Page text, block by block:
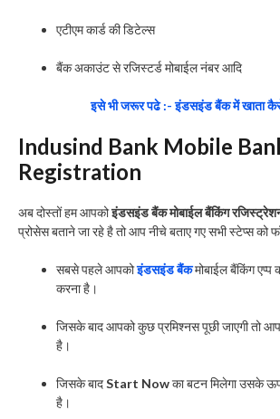
एटीएम कार्ड की डिटेल्स
बैंक अकाउंट से रजिस्टर्ड मोबाईल नंबर आदि
इसे भी जरूर पढे :- इंडसइंड बैंक में खाता
Indusind Bank Mobile
Registration
अब दोस्तों हम आपकोइंडसइंड बैंक मोबाईल बैंकिंग
प्रोसेस बताने जा रहे है तो आप नीचे बताए गए सभी स्टेप्स को
सबसे पहले आपकोइंडसइंड बैंकमोबाईल बैंकिंग
करना है।
जिसके बाद आपको कुछ प्रमिश्नस पूछी जाएगी तो
है।
जिसके बादStart Nowका बटन मिलेगा उसके
है।